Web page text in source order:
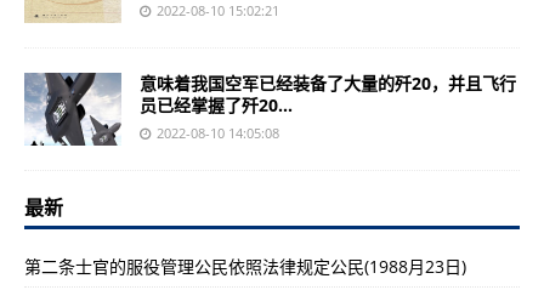
2022-08-10 15:02:21
意味着我国空军已经装备了大量的歼20，并且飞行
员已经掌握了歼20...
2022-08-10 14:05:08
最新
第二条士官的服役管理公民依照法律规定公民(1988月23日)